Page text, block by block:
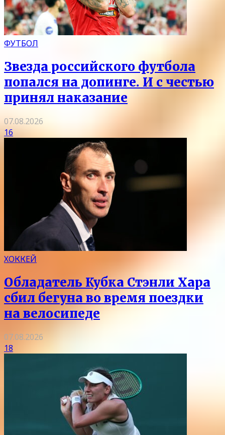
ФУТБОЛ
Звезда российского футбола
попался на допинге. И с честью
принял наказание
07.08.2026
16
ХОККЕЙ
Обладатель Кубка Стэнли Хара
сбил бегуна во время поездки
на велосипеде
07.08.2026
18